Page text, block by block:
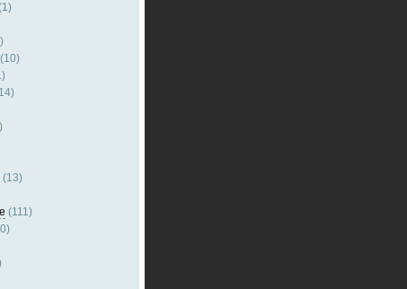
(10)
(13)
(111)